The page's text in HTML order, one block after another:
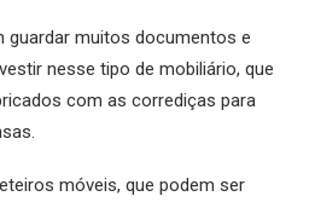
guardar muitos documentos e
nesse tipo de mobiliário, que
com as corrediças para
móveis, que podem ser